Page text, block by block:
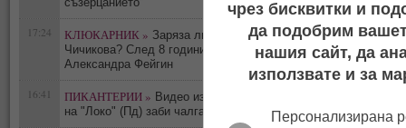
17:24 КЛЮКАРНИК » Заряза ли Петър Дочев Ирмена
Чичикова? След 8 години любов я смени с
Александра Фейгин
16:41 ПИКАНТЕРИИ » Видео издаде флирта им: Футболист
на "Локо" (Пд) заби чалгаджийката Ивайла
чрез бисквитки и
да подобрим
нашия сайт, да
използвате и за
Персонализирана